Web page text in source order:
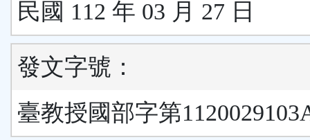
民國 112 年 03 月 27 日
發文字號：
臺教授國部字第